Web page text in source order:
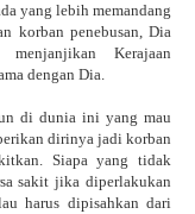
yang lebih memandang
korban penebusan, Dia
Kerajaan
dengan Dia.
di dunia ini yang mau
dirinya jadi korban
Siapa yang tidak
sakit jika diperlakukan
harus dipisahkan dari